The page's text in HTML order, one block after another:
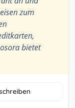
zum
bietet